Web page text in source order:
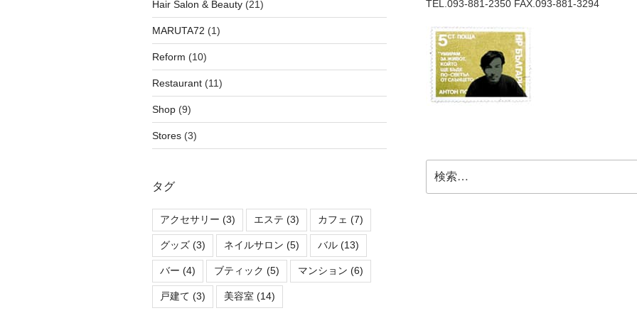
Hair Salon & Beauty (21)
MARUTA72 (1)
Reform (10)
Restaurant (11)
Shop (9)
Stores (3)
タグ
アクセサリー (3) エステ (3) カフェ (7)
グッズ (3) ネイルサロン (5) バル (13)
バー (4) ブティック (5) マンション (6)
戸建て (3) 美容室 (14)
TEL.093-881-2350 FAX.093-881-3294
索: